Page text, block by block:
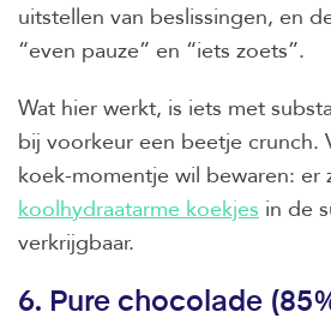
uitstellen van beslissingen, en
“even pauze” en “iets zoets”.
Wat hier werkt, is iets met
bij voorkeur een beetje crunch.
koek-momentje wil bewaren: er
koolhydraatarme koekjes in de
verkrijgbaar.
6. Pure chocolade